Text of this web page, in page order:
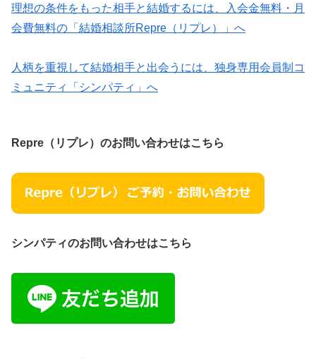
理想の条件をもった相手と結婚するには、入会金無料・月
会費無料の「結婚相談所Repre（リプレ）」へ
人柄を重視して結婚相手と出会うには、独身専用会員制コ
ミュニティ「シンパティ」へ
Repre（リプレ）のお問い合わせはこちら
シンパティのお問い合わせはこちら